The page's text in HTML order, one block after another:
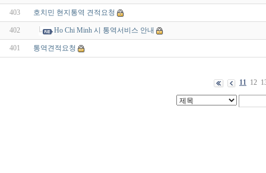
403 호치민 현지통역 견적요청
402 Ho Chi Minh 시 통역서비스 안내
401 통역견적요청
11 12